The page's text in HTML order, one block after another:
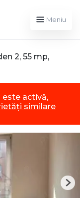
Meniu
2, 55 mp,
activă,
similare